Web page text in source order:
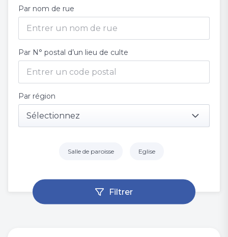
Par nom de rue
Par N° postal d’un lieu de culte
Par région
Sélectionnez
Salle de paroisse Eglise
Filtrer